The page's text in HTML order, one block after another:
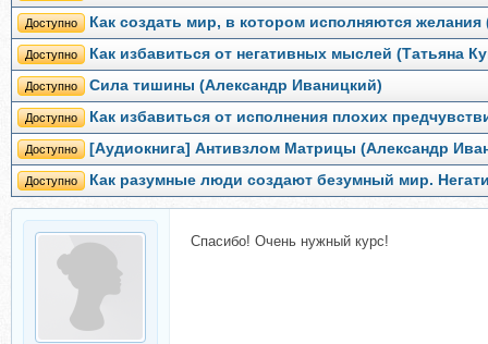
Доступно Как создать мир, в котором исполняются
Доступно Как избавиться от негативных мыслей (Татьяна
Доступно Сила тишины (Александр Иваницкий)
Доступно Как избавиться от исполнения плохих
Доступно [Аудиокнига] Антивзлом Матрицы (Александр
Доступно Как разумные люди создают безумный мир.
Спасибо! Очень нужный курс!